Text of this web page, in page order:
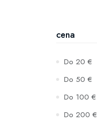
cena
Do 20 €
Do 50 €
Do 100 €
Do 200 €